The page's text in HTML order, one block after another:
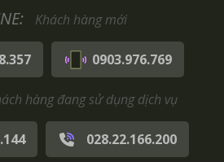
Khách hàng mới
0903.976.769
hàng đang sử dụng dịch vụ
028.22.166.200